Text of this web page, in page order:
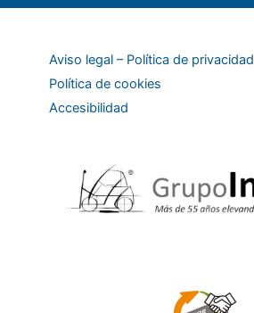
Aviso legal – Política de privacidad
Política de cookies
Accesibilidad